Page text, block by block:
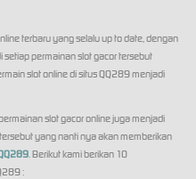
terbaru yang selalu up to date, dengan
permainan slot gacor tersebut
slot online di situs QQ289 menjadi
slot gacor online juga menjadi
yang nanti nya akan memberikan
. Berikut kami berikan 10
: